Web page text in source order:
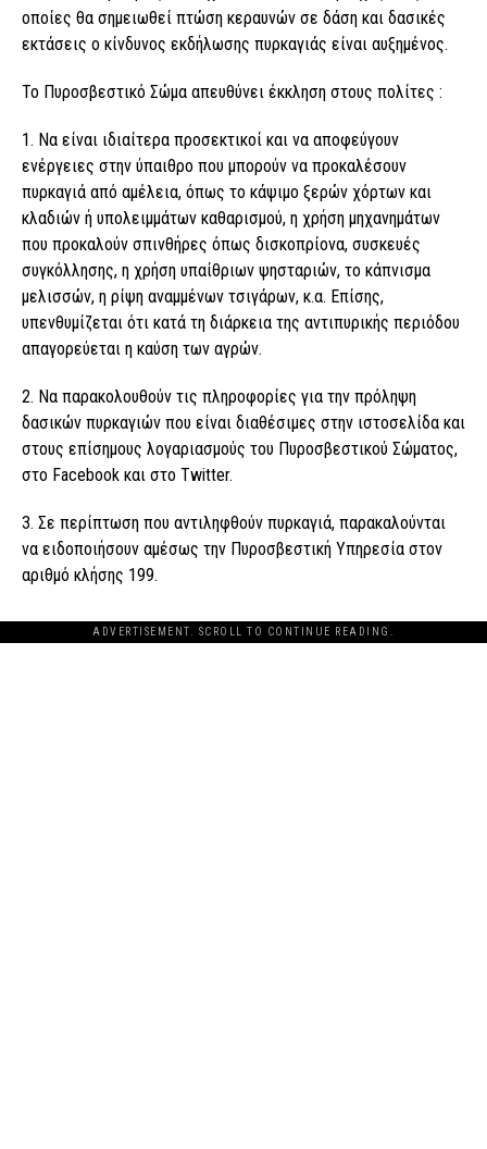
οποίες θα σημειωθεί πτώση κεραυνών σε δάση και δασικές
εκτάσεις ο κίνδυνος εκδήλωσης πυρκαγιάς είναι αυξημένος.
Το Πυροσβεστικό Σώμα απευθύνει έκκληση στους πολίτες :
1. Να είναι ιδιαίτερα προσεκτικοί και να αποφεύγουν
ενέργειες στην ύπαιθρο που μπορούν να προκαλέσουν
πυρκαγιά από αμέλεια, όπως το κάψιμο ξερών χόρτων και
κλαδιών ή υπολειμμάτων καθαρισμού, η χρήση μηχανημάτων
που προκαλούν σπινθήρες όπως δισκοπρίονα, συσκευές
συγκόλλησης, η χρήση υπαίθριων ψησταριών, το κάπνισμα
μελισσών, η ρίψη αναμμένων τσιγάρων, κ.α. Επίσης,
υπενθυμίζεται ότι κατά τη διάρκεια της αντιπυρικής περιόδου
απαγορεύεται η καύση των αγρών.
2. Να παρακολουθούν τις πληροφορίες για την πρόληψη
δασικών πυρκαγιών που είναι διαθέσιμες στην ιστοσελίδα και
στους επίσημους λογαριασμούς του Πυροσβεστικού Σώματος,
στο Facebook και στο Twitter.
3. Σε περίπτωση που αντιληφθούν πυρκαγιά, παρακαλούνται
να ειδοποιήσουν αμέσως την Πυροσβεστική Υπηρεσία στον
αριθμό κλήσης 199.
ADVERTISEMENT. SCROLL TO CONTINUE READING.